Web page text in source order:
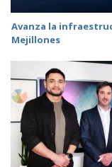
Avanza la
Mejillones